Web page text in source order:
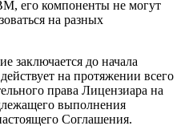
его компоненты не могут
на разных
заключается до начала
на протяжении всего
права Лицензиара на
выполнения
Соглашения.